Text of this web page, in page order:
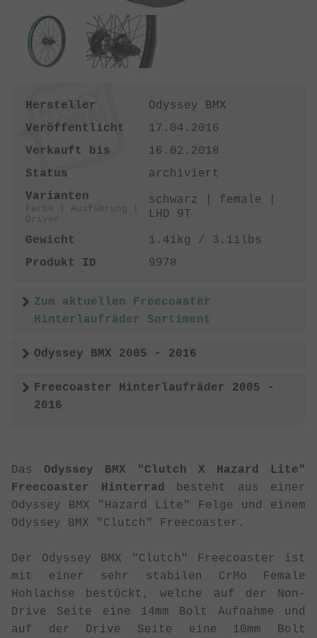
Hersteller
Odyssey BMX
Veröffentlicht
17.04.2016
Verkauft bis
16.02.2018
Status
archiviert
Varianten
Farbe | Ausführung |
Driver
schwarz | female |
LHD 9T
Gewicht
1.41kg / 3.11lbs
Produkt ID
9978
Zum aktuellen Freecoaster
Hinterlaufräder Sortiment
Odyssey BMX 2005 - 2016
Freecoaster Hinterlaufräder 2005 -
2016
Das Odyssey BMX "Clutch X Hazard Lite"
Freecoaster Hinterrad besteht aus einer
Odyssey BMX "Hazard Lite" Felge und einem
Odyssey BMX "Clutch" Freecoaster.
Der Odyssey BMX "Clutch" Freecoaster ist
mit einer sehr stabilen CrMo Female
Hohlachse bestückt, welche auf der Non-
Drive Seite eine 14mm Bolt Aufnahme und
auf der Drive Seite eine 10mm Bolt